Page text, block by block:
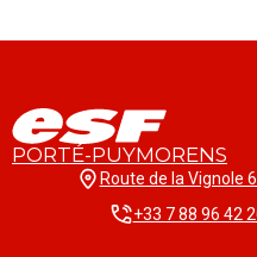
PORTÉ-PUYMORENS
Route de la Vignole
+33 7 88 96 42